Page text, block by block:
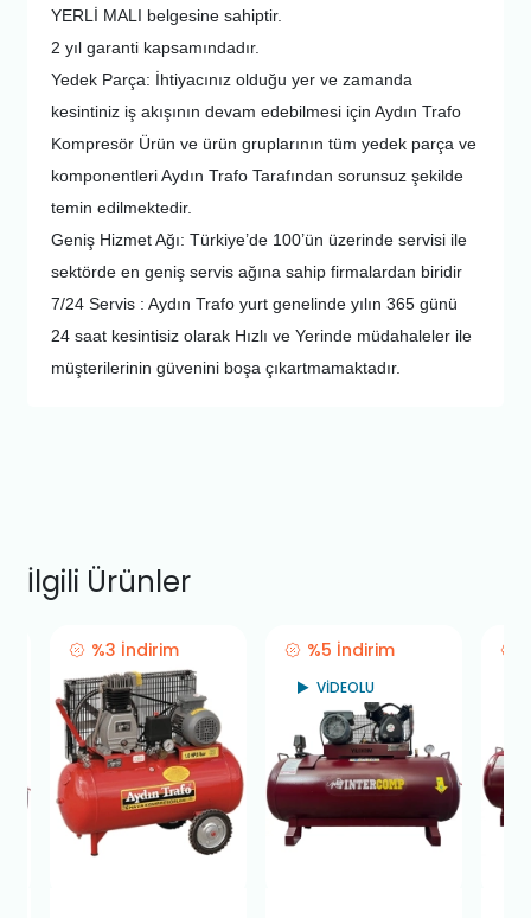
YERLİ MALI belgesine sahiptir.
2 yıl garanti kapsamındadır.
Yedek Parça: İhtiyacınız olduğu yer ve zamanda
kesintiniz iş akışının devam edebilmesi için Aydın Trafo
Kompresör Ürün ve ürün gruplarının tüm yedek parça ve
komponentleri Aydın Trafo Tarafından sorunsuz şekilde
temin edilmektedir.
Geniş Hizmet Ağı: Türkiye’de 100’ün üzerinde servisi ile
sektörde en geniş servis ağına sahip firmalardan biridir
7/24 Servis : Aydın Trafo yurt genelinde yılın 365 günü
24 saat kesintisiz olarak Hızlı ve Yerinde müdahaleler ile
müşterilerinin güvenini boşa çıkartmamaktadır.
İlgili Ürünler
%3 İndirim %5 İndirim
VİDEOLU